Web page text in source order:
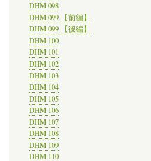
DHM 098
DHM 099 【前編】
DHM 099 【後編】
DHM 100
DHM 101
DHM 102
DHM 103
DHM 104
DHM 105
DHM 106
DHM 107
DHM 108
DHM 109
DHM 110